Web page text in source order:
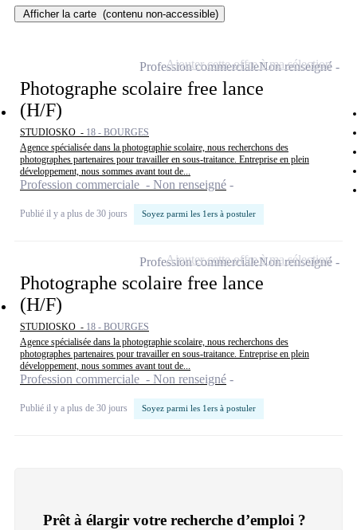
Afficher la carte (contenu non-accessible)
Photographe scolaire free lance
(H/F)
STUDIOSKO - 18 - BOURGES
Agence spécialisée dans la photographie scolaire, nous recherchons des
photographes partenaires pour travailler en sous-traitance. Entreprise en plein
développement, nous sommes avant tout de...
Profession commerciale - Non renseigné
Publié il y a plus de 30 jours Soyez parmi les 1ers à postuler
Profession commercialeNon renseigné
Ajouter cette offre à ma sélection
Photographe scolaire free lance
(H/F)
STUDIOSKO - 18 - BOURGES
Agence spécialisée dans la photographie scolaire, nous recherchons des
photographes partenaires pour travailler en sous-traitance. Entreprise en plein
développement, nous sommes avant tout de...
Profession commerciale - Non renseigné
Publié il y a plus de 30 jours Soyez parmi les 1ers à postuler
Profession commercialeNon renseigné
Ajouter cette offre à ma sélection
Prêt à élargir votre recherche d’emploi ?